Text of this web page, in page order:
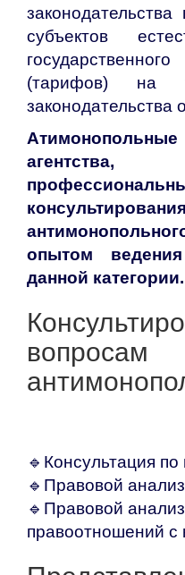
субъектов
(тарифов) на
законодательства
опытом
данной категории.
вопросам
🔹 Консультация
🔹Правовой а
🔹Правовой а
правоотношений с